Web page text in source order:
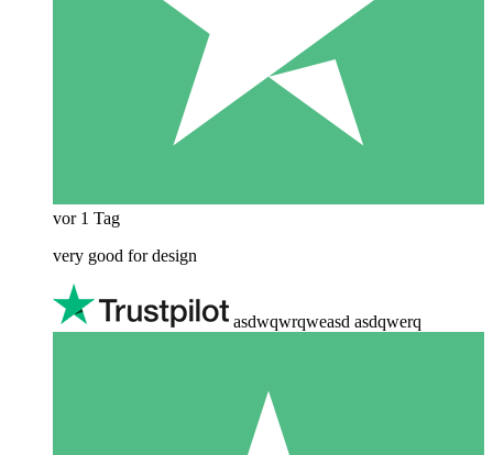
vor 1 Tag
very good for design
asdwqwrqweasd asdqwerq